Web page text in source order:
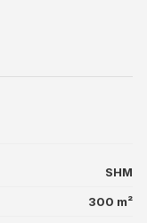
SHM
300 m²